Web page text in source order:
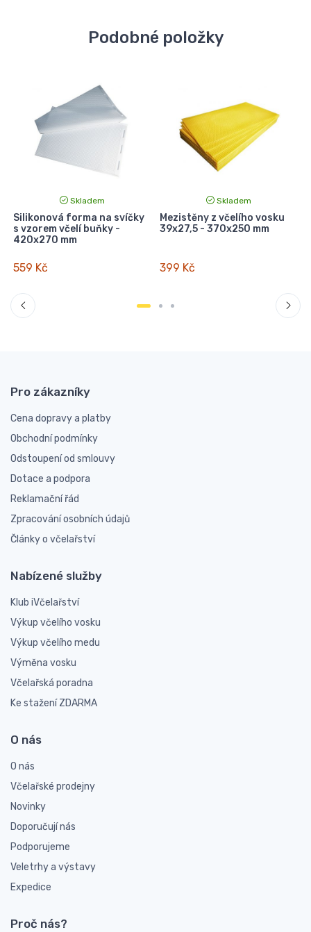
Podobné položky
Skladem
Silikonová forma na svíčky
s vzorem včelí buňky -
420x270 mm
559 Kč
Skladem
Mezistěny z včelího vosku
39x27,5 - 370x250 mm
399 Kč
Pro zákazníky
Cena dopravy a platby
Obchodní podmínky
Odstoupení od smlouvy
Dotace a podpora
Reklamační řád
Zpracování osobních údajů
Články o včelařství
Nabízené služby
Klub iVčelařství
Výkup včelího vosku
Výkup včelího medu
Výměna vosku
Včelařská poradna
Ke stažení ZDARMA
O nás
O nás
Včelařské prodejny
Novinky
Doporučují nás
Podporujeme
Veletrhy a výstavy
Expedice
Proč nás?